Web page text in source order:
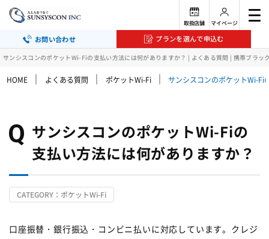
サンシスコンのポケットWi-Fiの支払い方法には何がありますか？ | よくある質問 | 携帯ブラ
お問い合わせ プランを選んで申込む
取扱店舗 マイページ
HOME ｜ よくある質問 ｜ ポケットWi-Fi ｜ サンシスコンのポケットWi-Fi
サンシスコンのポケットWi-Fiの
支払い方法には何がありますか？
CATEGORY：ポケットWi-Fi
口座振替・銀行振込・コンビニ払いに対応しています。クレジ